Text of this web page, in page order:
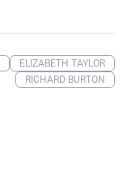
ELIZABETH TAYLOR
RICHARD BURTON